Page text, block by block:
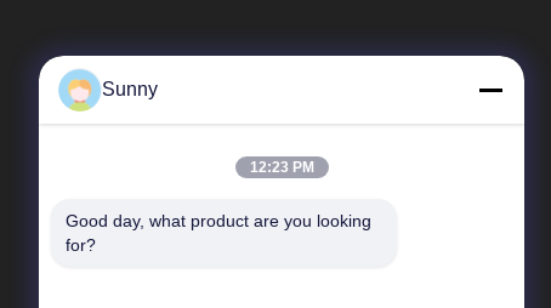
빠른 링크
Sunny
12:23 PM
Good day, what product are you looking
for?